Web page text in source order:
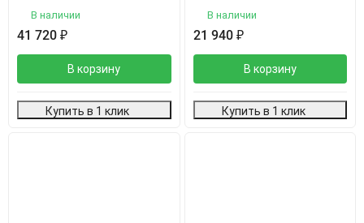
В наличии
41 720 ₽
В корзину
Купить в 1 клик
В наличии
21 940 ₽
В корзину
Купить в 1 клик